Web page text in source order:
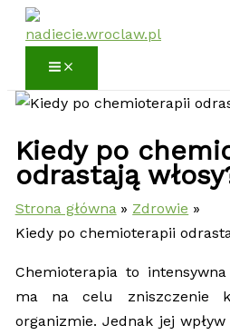
Przejdź
Kiedy po
odrastają
Strona główna
Zdrowie
Kiedy po chemioterapii
Chemioterapia to
ma na celu zniszczenie
organizmie. Jednak jej